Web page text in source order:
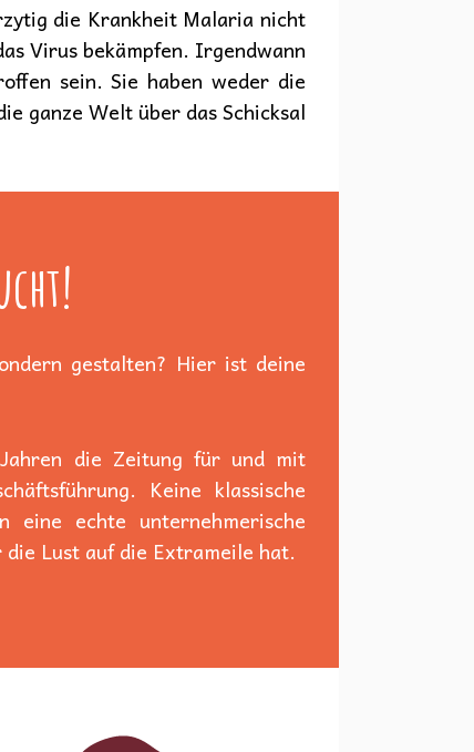
die Krankheit Malaria nicht
Virus bekämpfen. Irgendwann
sein. Sie haben weder die
ganze Welt über das Schicksal
gestalten? Hier ist deine
die Zeitung für und mit
Keine klassische
eine echte unternehmerische
Lust auf die Extrameile hat.